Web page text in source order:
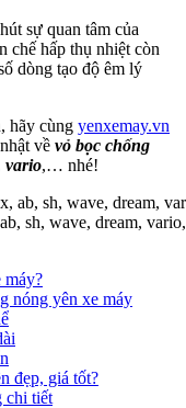
sự quan tâm của
chế hấp thụ nhiệt còn
dòng tạo độ êm lý
hãy cùng yenxemay.vn
về vỏ bọc chống
vario,… nhé!
sh, wave, dream,
máy?
nóng yên xe máy
đẹp, giá tốt?
chi tiết